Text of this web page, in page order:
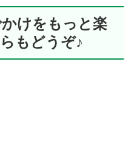
けをもっと楽
もどうぞ♪